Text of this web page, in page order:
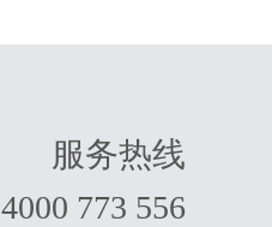
服务热线
4000 773 556